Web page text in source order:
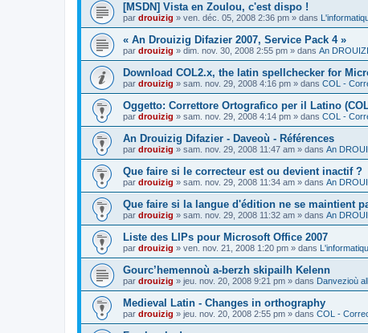
[MSDN] Vista en Zoulou, c'est dispo !
par drouizig » ven. déc. 05, 2008 2:36 pm » dans
« An Drouizig Difazier 2007, Service Pack 4 »
par drouizig » dim. nov. 30, 2008 2:55 pm » dans An
Download COL2.x, the latin spellchecker for
par drouizig » sam. nov. 29, 2008 4:16 pm » dans COL -
Oggetto: Correttore Ortografico per il Latino
par drouizig » sam. nov. 29, 2008 4:14 pm » dans COL -
An Drouizig Difazier - Daveoù - Références
par drouizig » sam. nov. 29, 2008 11:47 am » dans An
Que faire si le correcteur est ou devient inactif ?
par drouizig » sam. nov. 29, 2008 11:34 am » dans An
Que faire si la langue d'édition ne se maintient
par drouizig » sam. nov. 29, 2008 11:32 am » dans An
Liste des LIPs pour Microsoft Office 2007
par drouizig » ven. nov. 21, 2008 1:20 pm » dans
Gourc’hemennoù a-berzh skipailh Kelenn
par drouizig » jeu. nov. 20, 2008 9:21 pm » dans Danvezioù
Medieval Latin - Changes in orthography
par drouizig » jeu. nov. 20, 2008 2:55 pm » dans COL -